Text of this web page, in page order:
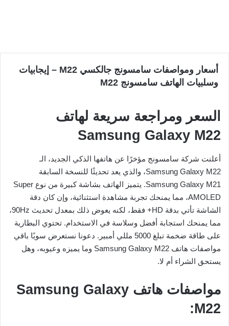
أسعار ومواصفات سامسونج جالكسي M22 – إيجابيات
وسلبيات الهاتف سامسونج M22
السعر ومراجعة سريعة لهاتف
Samsung Galaxy M22
أعلنت شركة سامسونج مؤخرًا عن هاتفها الذكي الجديد، الـ
Samsung Galaxy M22، والذي يعد تحديثًا للنسخة السابقة
Samsung Galaxy M21. يتميز الهاتف بشاشة كبيرة من نوع Super
AMOLED، مما يمنحك تجربة مشاهدة استثنائية، وإن كان دقة
الشاشة تأتي بدقة HD+ فقط، لكنه يعوض ذلك بمعدل تحديث 90Hz،
مما يمنحك استجابة أفضل وسلاسة في الاستخدام. تحتوي البطارية
على طاقة ضخمة تبلغ 5000 مللي أمبير. دعونا نستعرض سويًا باقي
مواصفات هاتف Samsung Galaxy M22 وما يميزه وعيوبه، وهل
يستحق الشراء أم لا.
مواصفات هاتف Samsung Galaxy
M22: